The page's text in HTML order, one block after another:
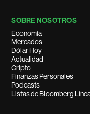
SOBRE NOSOTROS
Economía
Mercados
Dólar Hoy
Actualidad
Cripto
Finanzas Personales
Podcasts
Listas de Bloomberg